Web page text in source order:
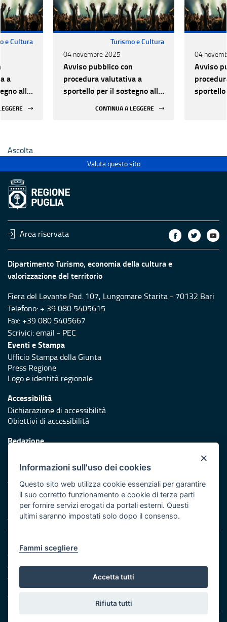
e Cultura
a
alle
Turismo e Cultura
04 novembre 2025
Avviso pubblico con
procedura valutativa a
sportello per il sostegno alle
CONTINUA A LEGGERE
04
Avviso
Ascolta
Valuta questo sito
Area riservata
Dipartimento Turismo, economia della cultura e
valorizzazione del territorio
Fiera del Levante Pad. 107, Lungomare Starita - 70132 Bari
Telefono: + 39 080 5405615
Fax: +39 080 5405667
Scrivici:email - PEC
Eventi e Stampa
Ufficio Stampa della Giunta
Press Regione
Logo e identità regionale
Accessibilità
Dichiarazione di accessibilità
Obiettivi di accessibilità
Redazione
Protezione civile
Vai al sito di Protezione Civile Puglia
Iniziativa finanziata con risorse del POR Puglia 2014/2020 -
Asse XI
Note legali
Cookie e privacy
Amministrazione trasparente
Atti di notifica
Feed RSS
Servizi intranet
×
Informazioni sull'uso dei cookies
Questo sito web utilizza cookie essenziali per garantire
il suo corretto funzionamento e cookie di terze parti
per fornire servizi erogati da portali esterni. Questi
ultimi saranno impostati solo dopo il consenso.
Fammi scegliere
Accetta tutti
Rifiuta tutti